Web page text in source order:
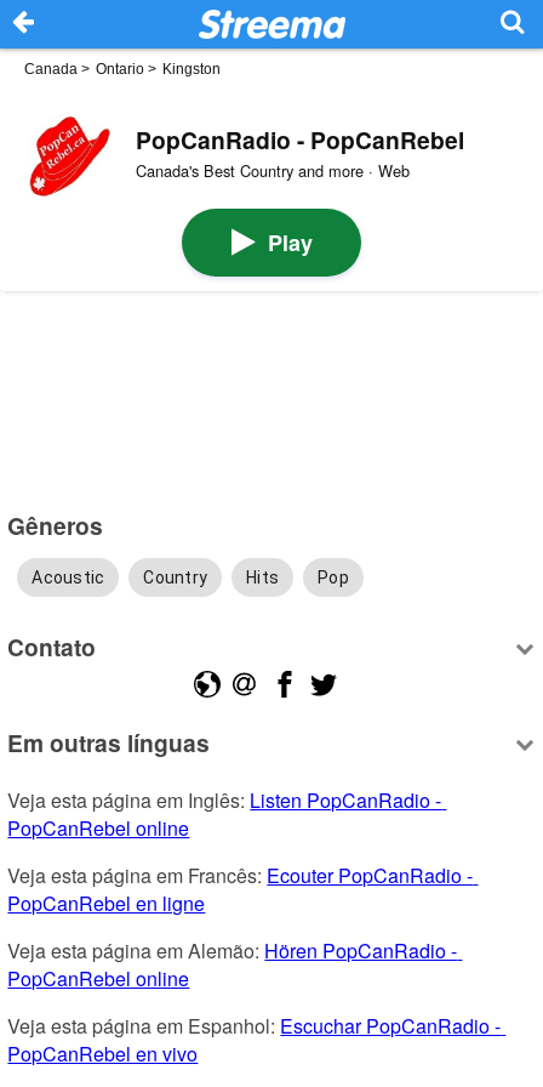
Canada > Ontario > Kingston
PopCanRadio - PopCanRebel
Canada's Best Country and more · Web
Play
Gêneros
Acoustic Country Hits Pop
Contato
Em outras línguas
Veja esta página em Inglês: Listen PopCanRadio -
PopCanRebel online
Veja esta página em Francês: Ecouter PopCanRadio -
PopCanRebel en ligne
Veja esta página em Alemão: Hören PopCanRadio -
PopCanRebel online
Veja esta página em Espanhol: Escuchar PopCanRadio -
PopCanRebel en vivo